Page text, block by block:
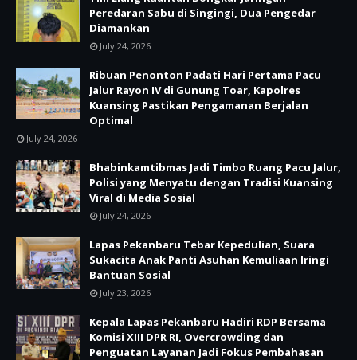
Peredaran Sabu di Singingi, Dua Pengedar
Diamankan
July 24, 2026
Ribuan Penonton Padati Hari Pertama Pacu
Jalur Rayon IV di Gunung Toar, Kapolres
Kuansing Pastikan Pengamanan Berjalan
Optimal
July 24, 2026
Bhabinkamtibmas Jadi Timbo Ruang Pacu Jalur,
Polisi yang Menyatu dengan Tradisi Kuansing
Viral di Media Sosial
July 24, 2026
Lapas Pekanbaru Tebar Kepedulian, Suara
Sukacita Anak Panti Asuhan Kemuliaan Iringi
Bantuan Sosial
July 23, 2026
Kepala Lapas Pekanbaru Hadiri RDP Bersama
Komisi XIII DPR RI, Overcrowding dan
Penguatan Layanan Jadi Fokus Pembahasan